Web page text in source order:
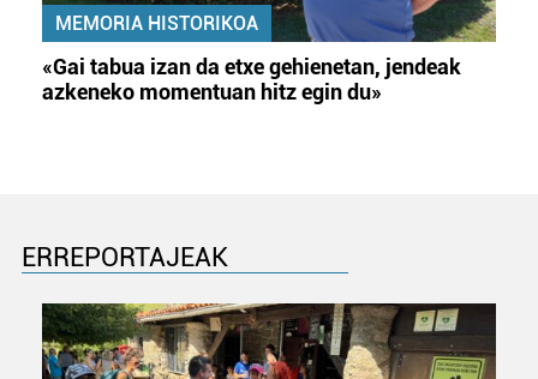
MEMORIA HISTORIKOA
«Gai tabua izan da etxe gehienetan, jendeak
azkeneko momentuan hitz egin du»
ERREPORTAJEAK